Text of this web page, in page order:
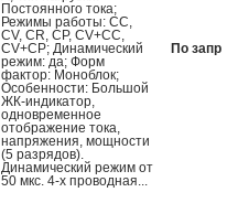
Постоянного тока;
Режимы работы: CC,
CV, CR, CP, CV+CC,
CV+CP; Динамический
режим: да; Форм
фактор: Моноблок;
Особенности: Большой
ЖК-индикатор,
одновременное
отображение тока,
напряжения, мощности
(5 разрядов).
Динамический режим от
50 мкс. 4-х проводная...
По